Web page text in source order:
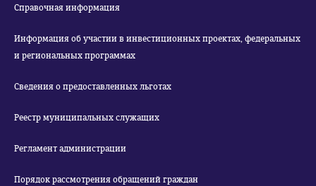
Справочная информация
Информация об участии в инвестиционных проектах, федеральных
и региональных программах
Сведения о предоставленных льготах
Реестр муниципальных служащих
Регламент администрации
Порядок рассмотрения обращений граждан